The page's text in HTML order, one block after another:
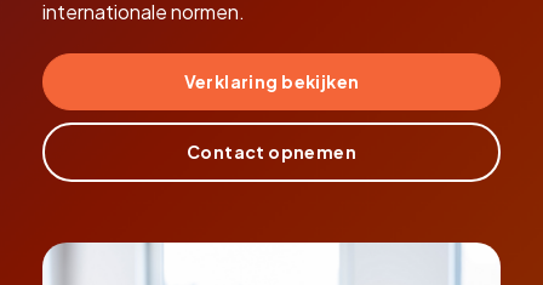
internationale normen.
Verklaring bekijken
Contact opnemen